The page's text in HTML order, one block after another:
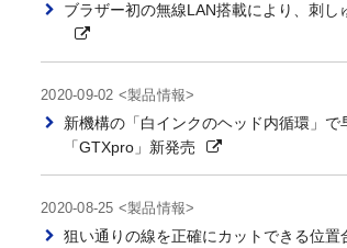
ブラザー初の無線LAN搭載により、刺
2020-09-02 <製品情報>
新機構の「白インクのヘッド内循環」
「GTXpro」新発売
2020-08-25 <製品情報>
狙い通りの線を正確にカットできる位